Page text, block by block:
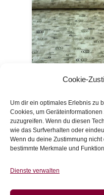
Cookie-
Um dir ein optimales Erlebnis zu
Cookies, um
zuzugreifen. Wenn du diesen
wie das Surfverhalten oder
Wenn du deine Zustimmung
bestimmte Merkmale und
Dienste verwalten
Webware grün mit
inkl. 20 % MwSt.
Zur Wunschliste